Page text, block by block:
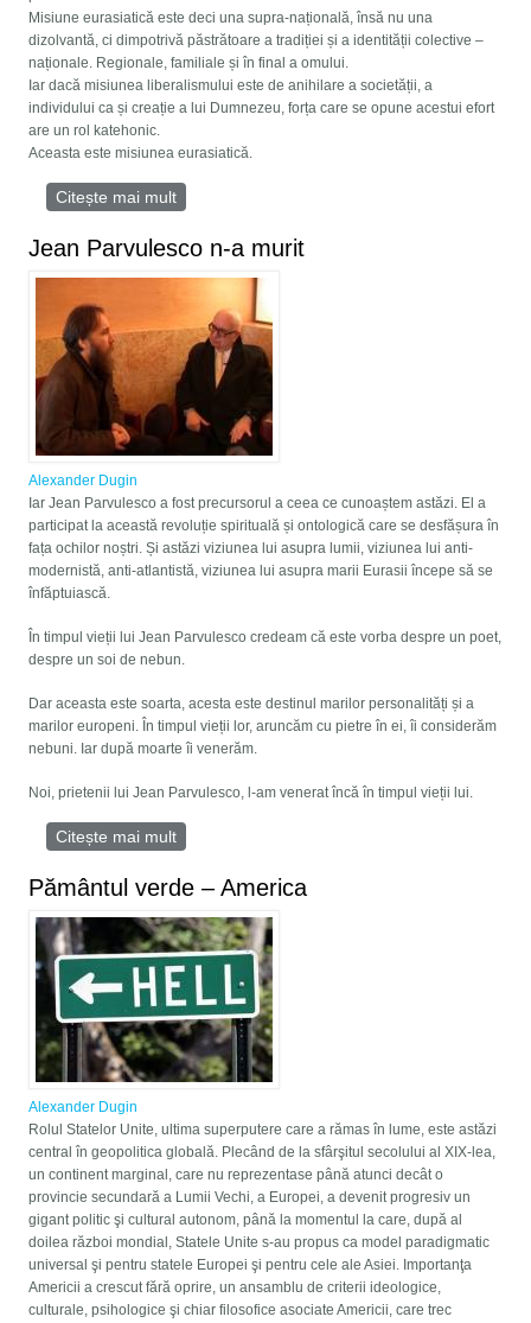
Misiune eurasiatică este deci una supra-națională, însă nu una
dizolvantă, ci dimpotrivă păstrătoare a tradiției și a identității colective –
naționale. Regionale, familiale și în final a omului.
Iar dacă misiunea liberalismului este de anihilare a societății, a
individului ca și creație a lui Dumnezeu, forța care se opune acestui efort
are un rol katehonic.
Aceasta este misiunea eurasiatică.
Citește mai mult
Jean Parvulesco n-a murit
Alexander Dugin
Iar Jean Parvulesco a fost precursorul a ceea ce cunoaștem astăzi. El a
participat la această revoluție spirituală și ontologică care se desfășura în
fața ochilor noștri. Și astăzi viziunea lui asupra lumii, viziunea lui anti-
modernistă, anti-atlantistă, viziunea lui asupra marii Eurasii începe să se
înfăptuiască.
În timpul vieții lui Jean Parvulesco credeam că este vorba despre un poet,
despre un soi de nebun.
Dar aceasta este soarta, acesta este destinul marilor personalități și a
marilor europeni. În timpul vieții lor, aruncăm cu pietre în ei, îi considerăm
nebuni. Iar după moarte îi venerăm.
Noi, prietenii lui Jean Parvulesco, l-am venerat încă în timpul vieții lui.
Citește mai mult
Pământul verde – America
Alexander Dugin
Rolul Statelor Unite, ultima superputere care a rămas în lume, este astăzi
central în geopolitica globală. Plecând de la sfârşitul secolului al XIX-lea,
un continent marginal, care nu reprezentase până atunci decât o
provincie secundară a Lumii Vechi, a Europei, a devenit progresiv un
gigant politic şi cultural autonom, până la momentul la care, după al
doilea război mondial, Statele Unite s-au propus ca model paradigmatic
universal şi pentru statele Europei şi pentru cele ale Asiei. Importanţa
Americii a crescut fără oprire, un ansamblu de criterii ideologice,
culturale, psihologice şi chiar filosofice asociate Americii, care trec